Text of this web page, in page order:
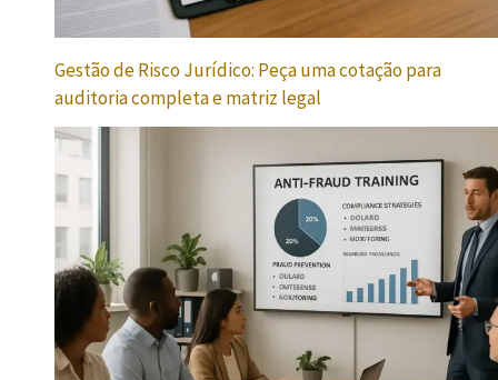
Gestão de Risco Jurídico: Peça uma cotação para
auditoria completa e matriz legal